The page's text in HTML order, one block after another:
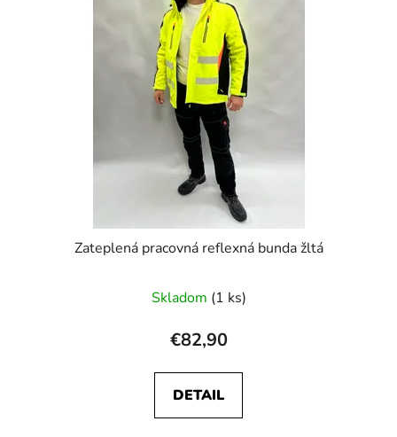
Zateplená pracovná reflexná bunda žltá
Skladom (1 ks)
€82,90
DETAIL